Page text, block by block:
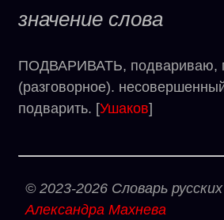
значение слова
ПОДВАРИВАТЬ, подвариваю,
(разговорное).
подварить. [Ушаков]
© 2023-2026 Словарь
Александра Махнева